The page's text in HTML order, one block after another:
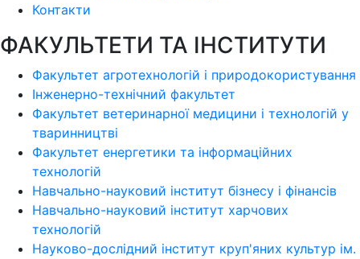
Контакти
ФАКУЛЬТЕТИ ТА ІНСТИТУТИ
Факультет агротехнологій і природокористування
Інженерно-технічний факультет
Факультет ветеринарної медицини і технологій у
тваринництві
Факультет енергетики та інформаційних
технологій
Навчально-науковий інститут бізнесу і фінансів
Навчально-науковий інститут харчових
технологій
Науково-дослідний інститут круп'яних культур ім.